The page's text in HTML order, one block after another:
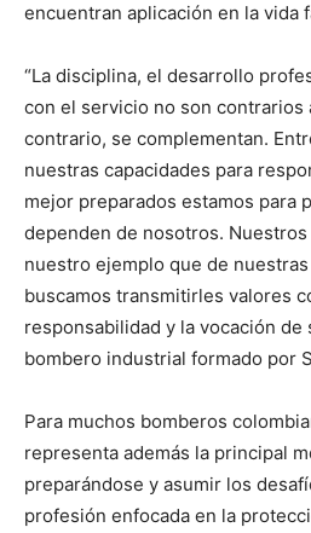
encuentran aplicación en la vida
“La disciplina, el desarrollo
con el servicio no son contrarios
contrario, se complementan.
nuestras capacidades para
mejor preparados estamos para
dependen de nosotros.
nuestro ejemplo que de
buscamos transmitirles valores
responsabilidad y la vocación de
bombero industrial formado por
Para muchos bomberos
representa además la principal
preparándose y asumir los
profesión enfocada en la